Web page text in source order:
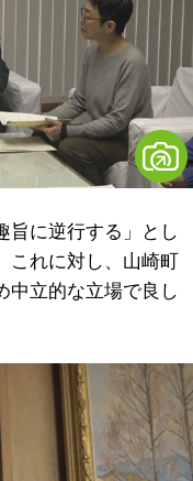
に逆行する」とし
これに対し、山崎町
中立的な立場で良し